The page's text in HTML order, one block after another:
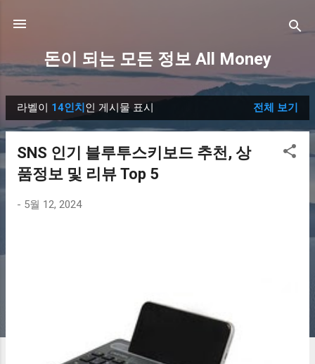
돈이 되는 모든 정보 All Money
글
라벨이 14인치인 게시물 표시 전체 보기
SNS 인기 블루투스키보드 추천, 상
품정보 및 리뷰 Top 5
- 5월 12, 2024